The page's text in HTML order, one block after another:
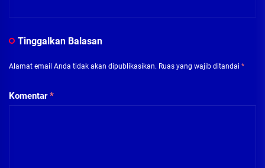
Tinggalkan Balasan
Alamat email Anda tidak akan dipublikasikan. Ruas yang wajib ditandai *
Komentar*